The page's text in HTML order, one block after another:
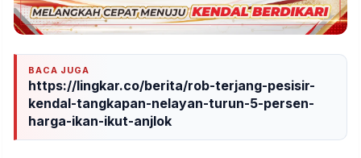
BACA JUGA
https://lingkar.co/berita/rob-terjang-pesisir-
kendal-tangkapan-nelayan-turun-5-persen-
harga-ikan-ikut-anjlok